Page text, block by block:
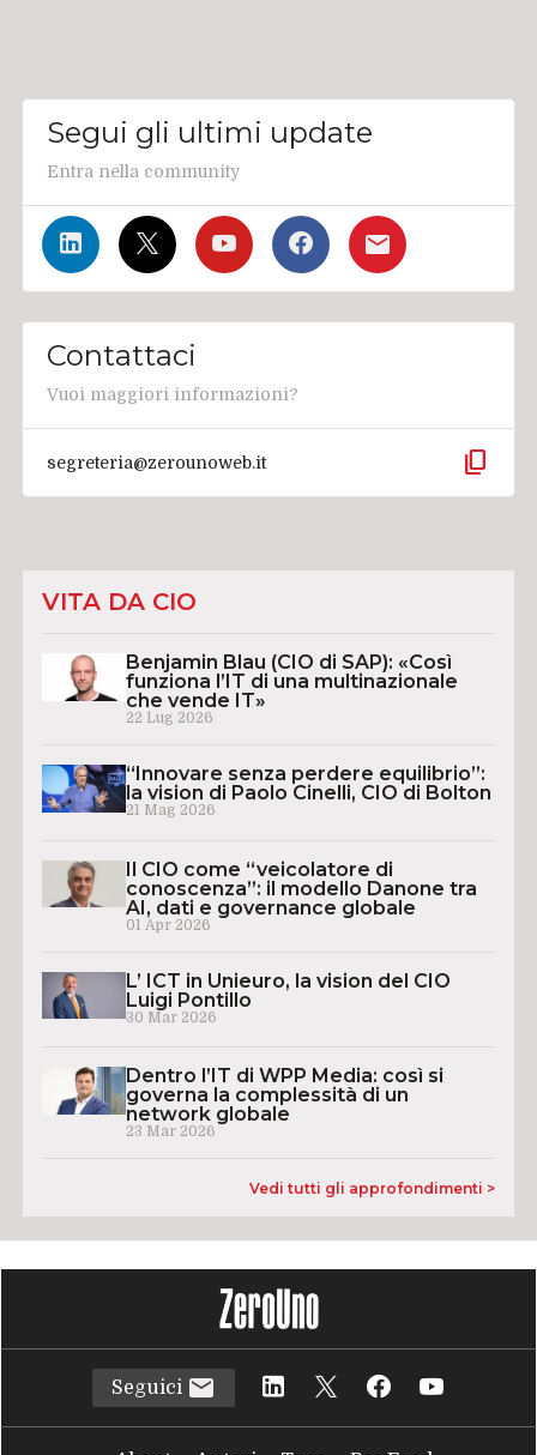
Segui gli ultimi update
Entra nella community
Contattaci
Vuoi maggiori informazioni?
segreteria@zerounoweb.it content_copy
VITA DA CIO
Benjamin Blau (CIO di SAP): «Così
funziona l’IT di una multinazionale
che vende IT»
22 Lug 2026
“Innovare senza perdere equilibrio”:
la vision di Paolo Cinelli, CIO di Bolton
21 Mag 2026
Il CIO come “veicolatore di
conoscenza”: il modello Danone tra
AI, dati e governance globale
01 Apr 2026
L’ ICT in Unieuro, la vision del CIO
Luigi Pontillo
30 Mar 2026
Dentro l’IT di WPP Media: così si
governa la complessità di un
network globale
23 Mar 2026
Vedi tutti gli approfondimenti >
Seguici